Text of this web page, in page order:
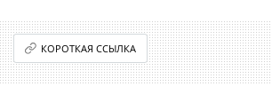
КОРОТКАЯ ССЫЛКА